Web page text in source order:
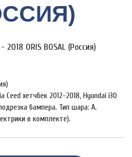
Ceed хетчбек 2012-2018, Hyundai i30
бампера. Тип шара: A.
в комплекте).